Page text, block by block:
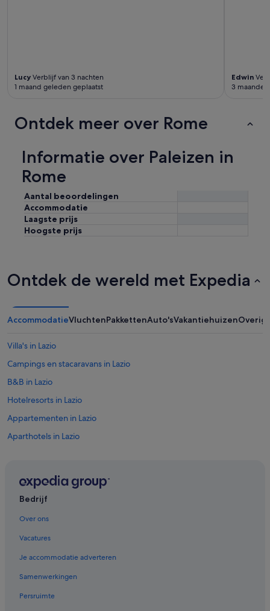
Lucy Verblijf van 3 nachten
1 maand geleden geplaatst
Edwin
3
Ontdek meer over Rome
Informatie over Paleizen in
Rome
Aantal beoordelingen
Accommodatie
Laagste prijs
Hoogste prijs
Ontdek de wereld met Expedia
AccommodatieVluchtenPakkettenAuto'sVakantiehuizenOverig
Villa's in Lazio
Campings en stacaravans in Lazio
B&B in Lazio
Hotelresorts in Lazio
Appartementen in Lazio
Aparthotels in Lazio
Cottages in Lazio
Hostels in Station Rome Termini
Residenties in Station Rome Termini
Particuliere vakantiehuizen in Station Rome Termini
Bedrijf
Over ons
Vacatures
Je accommodatie adverteren
Samenwerkingen
Persruimte